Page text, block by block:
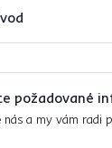
požadované
a my vám radi